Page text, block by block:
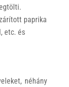
paprika
etc. és
néhány